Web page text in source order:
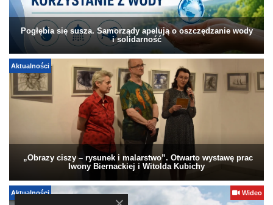
Pogłębia się susza. Samorządy apelują o oszczędzanie wody
i solidarność
Aktualności
„Obrazy ciszy – rysunek i malarstwo”. Otwarto wystawę prac
Iwony Biernackiej i Witolda Kubichy
Aktualności Wideo